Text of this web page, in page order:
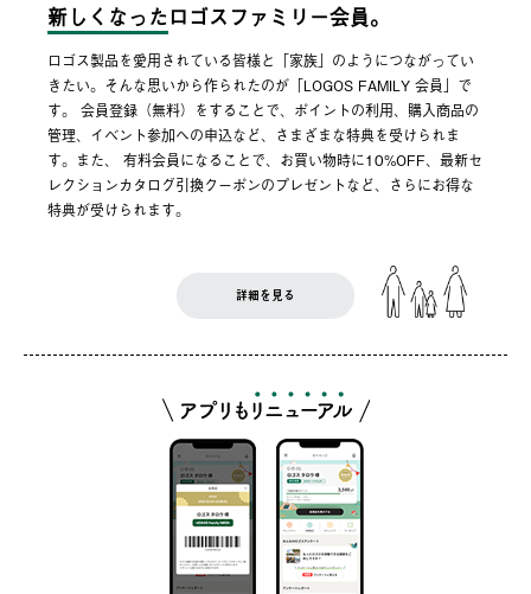
新しくなった ロゴスファミリー会員。
ロゴス製品を愛用されている皆様と「家族」のようにつながってい
きたい。そんな思いから作られたのが「LOGOS FAMILY 会員」で
す。 会員登録（無料）をすることで、ポイントの利用、購入商品の
管理、イベント参加への申込など、さまざまな特典を受けられま
す。また、 有料会員になることで、お買い物時に10%OFF、最新セ
レクションカタログ引換クーポンのプレゼントなど、さらにお得な
特典が受けられます。
詳細を見る